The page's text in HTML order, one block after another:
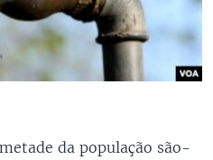
da população são-